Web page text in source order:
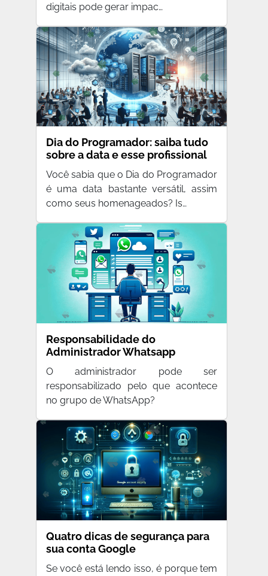
digitais pode gerar impac…
Dia do Programador: saiba tudo
sobre a data e esse profissional
tão requisitado
Você sabia que o Dia do Programador
é uma data bastante versátil, assim
como seus homenageados? Is…
Responsabilidade do
Administrador Whatsapp
O administrador pode ser
responsabilizado pelo que acontece
no grupo de WhatsApp?
Quatro dicas de segurança para
sua conta Google
Se você está lendo isso, é porque tem